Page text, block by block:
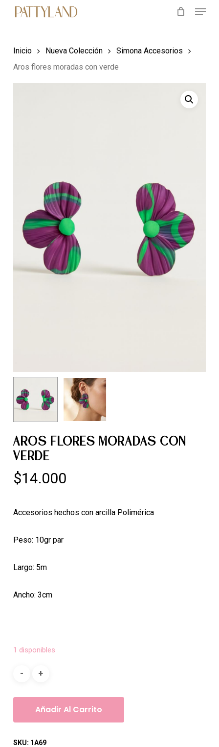
content
Menu
Inicio Nueva Colección
Simona Accesorios
Aros flores moradas con verde
AROS FLORES MORADAS CON
VERDE
$14.000
Accesorios hechos con arcilla Polimérica
Peso: 10gr par
Largo: 5m
Ancho: 3cm
1 disponibles
Añadir Al Carrito
SKU: 1A69